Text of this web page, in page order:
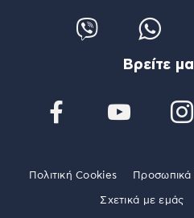
Βρείτε
Πολιτική Cookies
Σχετικά με εμάς